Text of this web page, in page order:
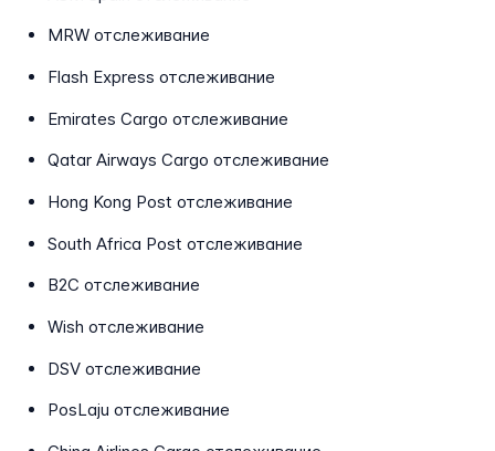
MRW отслеживание
Flash Express отслеживание
Emirates Cargo отслеживание
Qatar Airways Cargo отслеживание
Hong Kong Post отслеживание
South Africa Post отслеживание
B2C отслеживание
Wish отслеживание
DSV отслеживание
PosLaju отслеживание